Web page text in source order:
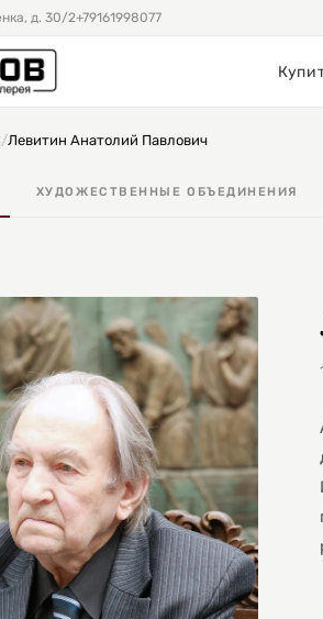
д. 30/2+79161998077
/Левитин Анатолий Павлович
ХУДОЖЕСТВЕННЫЕ ОБЪЕДИНЕНИЯ